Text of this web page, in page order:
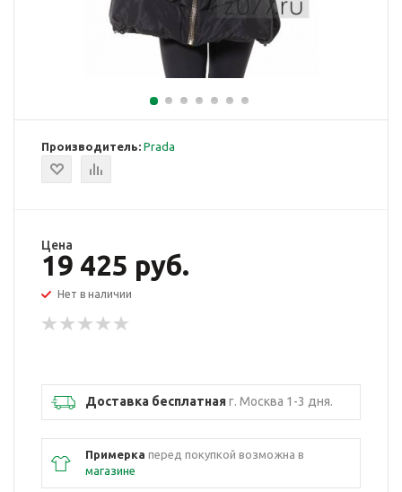
Производитель: Prada
Цена
19 425 руб.
Нет в наличии
Доставка бесплатнаяг. Москва 1-3 дня.
Примерка перед покупкой возможна в
магазине